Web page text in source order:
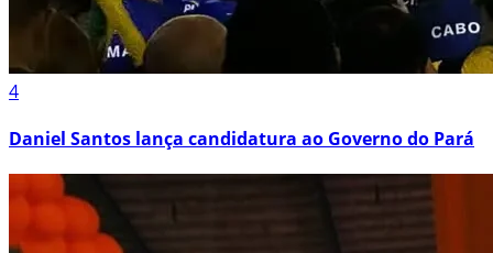
4
Daniel Santos lança candidatura ao Governo do Pará